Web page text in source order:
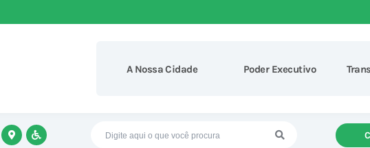
A Nossa Cidade Poder Executivo